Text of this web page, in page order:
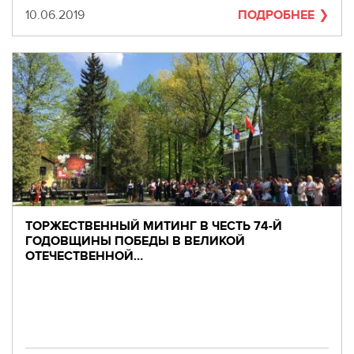
Дата
10.06.2019 ПОДРОБНЕЕ
ТОРЖЕСТВЕННЫЙ МИТИНГ В ЧЕСТЬ 74-Й
ГОДОВЩИНЫ ПОБЕДЫ В ВЕЛИКОЙ
ОТЕЧЕСТВЕННОЙ…